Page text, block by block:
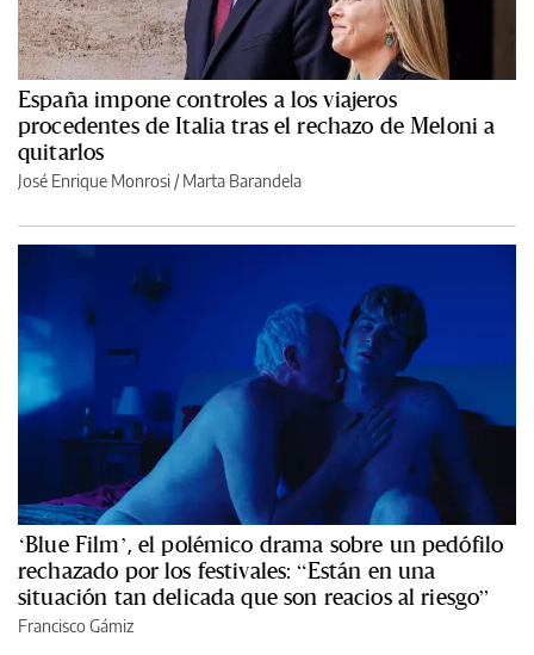
España impone controles a los viajeros
procedentes de Italia tras el rechazo de Meloni a
quitarlos
José Enrique Monrosi / Marta Barandela
‘Blue Film’, el polémico drama sobre un pedófilo
rechazado por los festivales: “Están en una
situación tan delicada que son reacios al riesgo”
Francisco Gámiz